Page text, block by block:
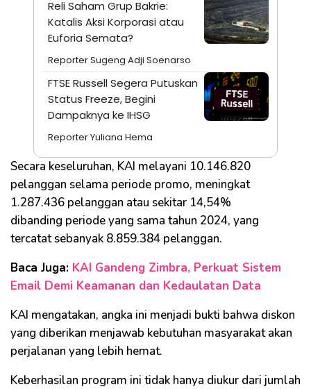
Reli Saham Grup Bakrie:
Katalis Aksi Korporasi atau
Euforia Semata?
Reporter Sugeng Adji Soenarso
FTSE Russell Segera Putuskan
Status Freeze, Begini
Dampaknya ke IHSG
Reporter Yuliana Hema
Secara keseluruhan, KAI melayani 10.146.820
pelanggan selama periode promo, meningkat
1.287.436 pelanggan atau sekitar 14,54%
dibanding periode yang sama tahun 2024, yang
tercatat sebanyak 8.859.384 pelanggan.
Baca Juga: KAI Gandeng Zimbra, Perkuat Sistem
Email Demi Keamanan dan Kedaulatan Data
KAI mengatakan, angka ini menjadi bukti bahwa diskon
yang diberikan menjawab kebutuhan masyarakat akan
perjalanan yang lebih hemat.
Keberhasilan program ini tidak hanya diukur dari jumlah